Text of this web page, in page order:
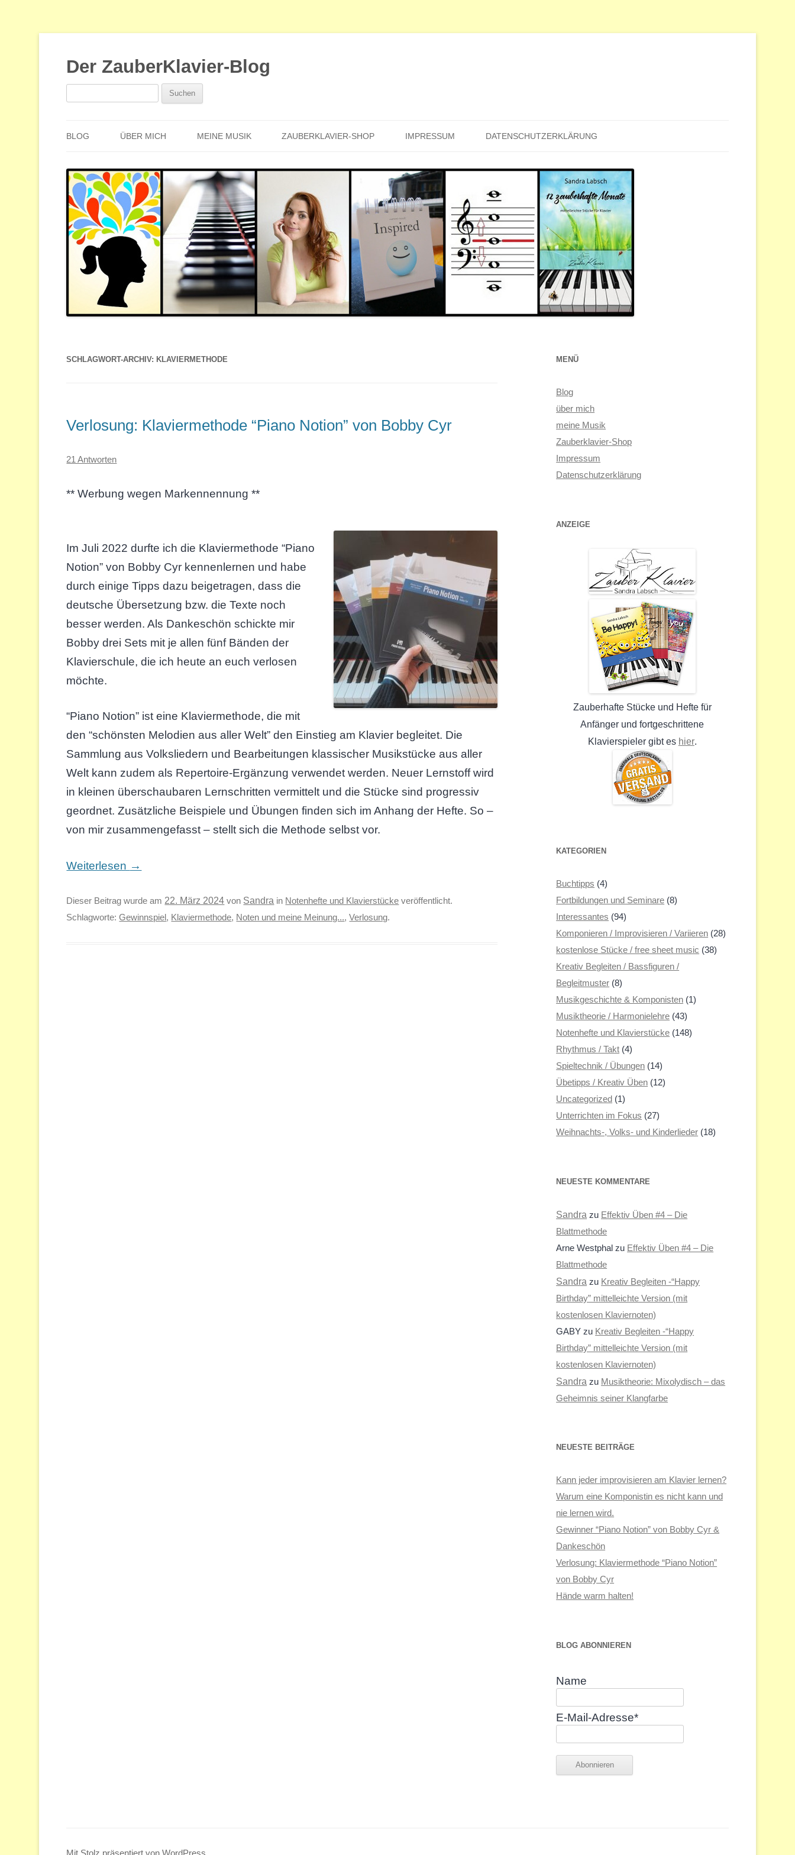
Der ZauberKlavier-Blog
Suchen
nach:
Inhalt
BLOG ÜBER MICH MEINE MUSIK ZAUBERKLAVIER-SHOP IMPRESSUM DATENSCHUTZERKLÄRUNG
SCHLAGWORT-ARCHIV: KLAVIERMETHODE
Verlosung: Klaviermethode “Piano Notion” von Bobby Cyr
21 Antworten
** Werbung wegen Markennennung **
Im Juli 2022 durfte ich die Klaviermethode “Piano
Notion” von Bobby Cyr kennenlernen und habe
durch einige Tipps dazu beigetragen, dass die
deutsche Übersetzung bzw. die Texte noch
besser werden. Als Dankeschön schickte mir
Bobby drei Sets mit je allen fünf Bänden der
Klavierschule, die ich heute an euch verlosen
möchte.
“Piano Notion” ist eine Klaviermethode, die mit
den “schönsten Melodien aus aller Welt” den Einstieg am Klavier begleitet. Die
Sammlung aus Volksliedern und Bearbeitungen klassischer Musikstücke aus aller
Welt kann zudem als Repertoire-Ergänzung verwendet werden. Neuer Lernstoff wird
in kleinen überschaubaren Lernschritten vermittelt und die Stücke sind progressiv
geordnet. Zusätzliche Beispiele und Übungen finden sich im Anhang der Hefte. So –
von mir zusammengefasst – stellt sich die Methode selbst vor.
Weiterlesen →
Dieser Beitrag wurde am 22. März 2024 von Sandra in Notenhefte und Klavierstücke veröffentlicht.
Schlagworte:Gewinnspiel, Klaviermethode, Noten und meine Meinung...,Verlosung.
MENÜ
Blog
über mich
meine Musik
Zauberklavier-Shop
Impressum
Datenschutzerklärung
ANZEIGE
Zauberhafte Stücke und Hefte für
Anfänger und fortgeschrittene
Klavierspieler gibt es hier.
KATEGORIEN
Buchtipps (4)
Fortbildungen und Seminare (8)
Interessantes (94)
Komponieren / Improvisieren / Variieren (28)
kostenlose Stücke / free sheet music (38)
Kreativ Begleiten / Bassfiguren /
Begleitmuster (8)
Musikgeschichte & Komponisten (1)
Musiktheorie / Harmonielehre (43)
Notenhefte und Klavierstücke (148)
Rhythmus / Takt (4)
Spieltechnik / Übungen (14)
Übetipps / Kreativ Üben (12)
Uncategorized (1)
Unterrichten im Fokus (27)
Weihnachts-, Volks- und Kinderlieder (18)
NEUESTE KOMMENTARE
Sandra zu Effektiv Üben #4 – Die
Blattmethode
Arne Westphal zu Effektiv Üben #4 – Die
Blattmethode
Sandra zu Kreativ Begleiten -“Happy
Birthday” mittelleichte Version (mit
kostenlosen Klaviernoten)
GABY zu Kreativ Begleiten -“Happy
Birthday” mittelleichte Version (mit
kostenlosen Klaviernoten)
Sandra zu Musiktheorie: Mixolydisch – das
Geheimnis seiner Klangfarbe
NEUESTE BEITRÄGE
Kann jeder improvisieren am Klavier lernen?
Warum eine Komponistin es nicht kann und
nie lernen wird.
Gewinner “Piano Notion” von Bobby Cyr &
Dankeschön
Verlosung: Klaviermethode “Piano Notion”
von Bobby Cyr
Hände warm halten!
BLOG ABONNIEREN
Name
E-Mail-Adresse*